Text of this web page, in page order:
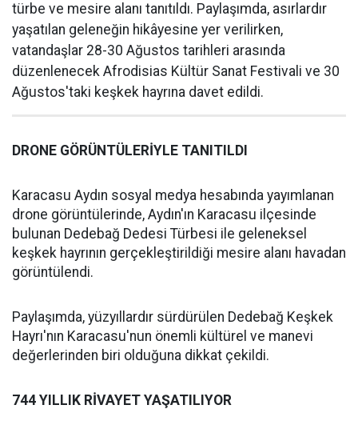
türbe ve mesire alanı tanıtıldı. Paylaşımda, asırlardır
yaşatılan geleneğin hikâyesine yer verilirken,
vatandaşlar 28-30 Ağustos tarihleri arasında
düzenlenecek Afrodisias Kültür Sanat Festivali ve 30
Ağustos'taki keşkek hayrına davet edildi.
DRONE GÖRÜNTÜLERİYLE TANITILDI
Karacasu Aydın sosyal medya hesabında yayımlanan
drone görüntülerinde, Aydın'ın Karacasu ilçesinde
bulunan Dedebağ Dedesi Türbesi ile geleneksel
keşkek hayrının gerçekleştirildiği mesire alanı havadan
görüntülendi.
Paylaşımda, yüzyıllardır sürdürülen Dedebağ Keşkek
Hayrı'nın Karacasu'nun önemli kültürel ve manevi
değerlerinden biri olduğuna dikkat çekildi.
744 YILLIK RİVAYET YAŞATILIYOR